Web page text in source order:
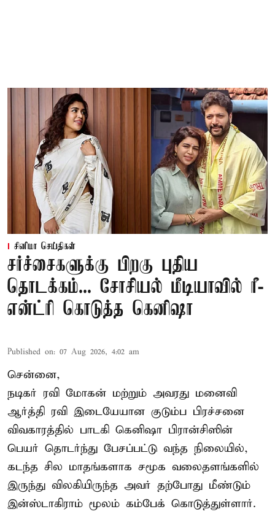
சினிமா செய்திகள்
சர்ச்சைகளுக்கு பிறகு புதிய
தொடக்கம்... சோசியல் மீடியாவில் ரீ-
என்ட்ரி கொடுத்த கெனிஷா
Published on: 07 Aug 2026, 4:02 am
சென்னை,
நடிகர் ரவி மோகன் மற்றும் அவரது மனைவி
ஆர்த்தி ரவி இடையேயான குடும்ப பிரச்சனை
விவகாரத்தில் பாடகி கெனிஷா பிரான்சிஸின்
பெயர் தொடர்ந்து பேசப்பட்டு வந்த நிலையில்,
கடந்த சில மாதங்களாக சமூக வலைதளங்களில்
இருந்து விலகியிருந்த அவர் தற்போது மீண்டும்
இன்ஸ்டாகிராம் மூலம் கம்பேக் கொடுத்துள்ளார்.